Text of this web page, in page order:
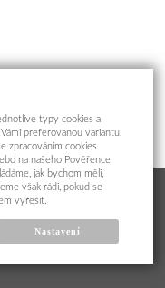
typy cookies a
preferovanou variantu.
zpracováním cookies
na našeho Pověřence
jak bychom měli,
však rádi, pokud se
vyřešit.
Nastavení